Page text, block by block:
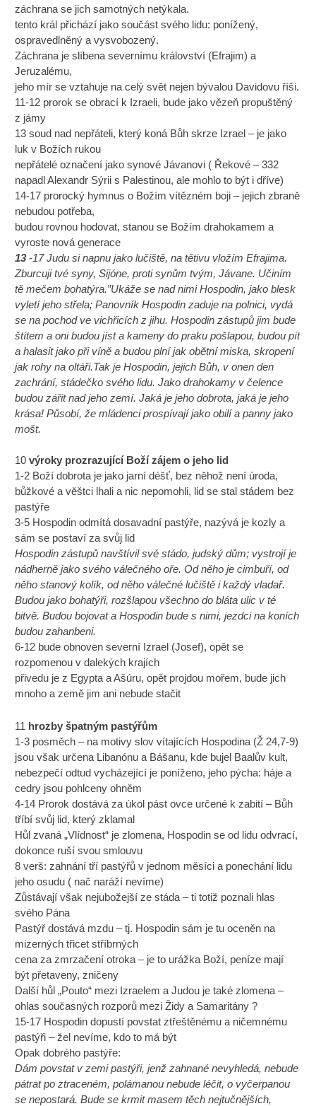
záchrana se jich samotných netýkala.
tento král přichází jako součást svého lidu: ponížený,
ospravedlněný a vysvobozený.
Záchrana je slíbena severnímu království (Efrajim) a
Jeruzalému,
jeho mír se vztahuje na celý svět nejen bývalou Davidovu říši.
11-12 prorok se obrací k Izraeli, bude jako vězeň propuštěný
z jámy
13 soud nad nepřáteli, který koná Bůh skrze Izrael – je jako
luk v Božích rukou
nepřátelé označení jako synové Jávanovi ( Řekové – 332
napadl Alexandr Sýrii s Palestinou, ale mohlo to být i dříve)
14-17 prorocký hymnus o Božím vítězném boji – jejich zbraně
nebudou potřeba,
budou rovnou hodovat, stanou se Božím drahokamem a
vyroste nová generace
13 -17 Judu si napnu jako lučiště, na tětivu vložím Efrajima.
Zburcuji tvé syny, Sijóne, proti synům tvým, Jávane. Učiním
tě mečem bohatýra.”Ukáže se nad nimi Hospodin, jako blesk
vyletí jeho střela; Panovník Hospodin zaduje na polnici, vydá
se na pochod ve vichřicích z jihu. Hospodin zástupů jim bude
štítem a oni budou jíst a kameny do praku pošlapou, budou pít
a halasit jako při víně a budou plní jak obětní miska, skropení
jak rohy na oltáři.Tak je Hospodin, jejich Bůh, v onen den
zachrání, stádečko svého lidu. Jako drahokamy v čelence
budou zářit nad jeho zemí. Jaká je jeho dobrota, jaká je jeho
krása! Působí, že mládenci prospívají jako obilí a panny jako
mošt.
10výroky prozrazující Boží zájem o jeho lid
1-2 Boží dobrota je jako jarní déšť, bez něhož není úroda,
bůžkové a věštci lhali a nic nepomohli, lid se stal stádem bez
pastýře
3-5 Hospodin odmítá dosavadní pastýře, nazývá je kozly a
sám se postaví za svůj lid
Hospodin zástupů navštívil své stádo, judský dům; vystrojí je
nádherně jako svého válečného oře. Od něho je cimbuří, od
něho stanový kolík, od něho válečné lučiště i každý vladař.
Budou jako bohatýři, rozšlapou všechno do bláta ulic v té
bitvě. Budou bojovat a Hospodin bude s nimi, jezdci na koních
budou zahanbeni.
6-12 bude obnoven severní Izrael (Josef), opět se
rozpomenou v dalekých krajích
přivedu je z Egypta a Ašúru, opět projdou mořem, bude jich
mnoho a země jim ani nebude stačit
11 hrozby špatným pastýřům
1-3 posměch – na motivy slov vítajících Hospodina (Ž 24,7-9)
jsou však určena Libanónu a Bášanu, kde bujel Baalův kult,
nebezpečí odtud vycházející je poníženo, jeho pýcha: háje a
cedry jsou pohlceny ohněm
4-14 Prorok dostává za úkol pást ovce určené k zabití – Bůh
tříbí svůj lid, který zklamal
Hůl zvaná „Vlídnost“ je zlomena, Hospodin se od lidu odvrací,
dokonce ruší svou smlouvu
8 verš: zahnání tří pastýřů v jednom měsíci a ponechání lidu
jeho osudu ( nač naráží nevíme)
Zůstávají však nejubožejší ze stáda – ti totiž poznali hlas
svého Pána
Pastýř dostává mzdu – tj. Hospodin sám je tu oceněn na
mizerných třicet stříbrných
cena za zmrzačení otroka – je to urážka Boží, peníze mají
být přetaveny, zničeny
Další hůl „Pouto“ mezi Izraelem a Judou je také zlomena –
ohlas současných rozporů mezi Židy a Samaritány ?
15-17 Hospodin dopustí povstat ztřeštěnému a ničemnému
pastýři – žel nevíme, kdo to má být
Opak dobrého pastýře:
Dám povstat v zemi pastýři, jenž zahnané nevyhledá, nebude
pátrat po ztraceném, polámanou nebude léčit, o vyčerpanou
se nepostará. Bude se krmit masem těch nejtučnějších,